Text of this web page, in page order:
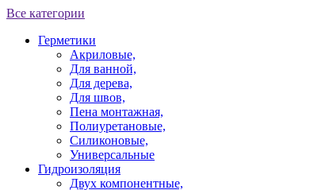
Все категории
Герметики
Акриловые,
Для ванной,
Для дерева,
Для швов,
Пена монтажная,
Полиуретановые,
Силиконовые,
Универсальные
Гидроизоляция
Двух компонентные,